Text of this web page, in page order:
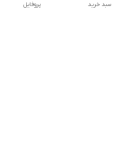
پروفایل سبد خرید